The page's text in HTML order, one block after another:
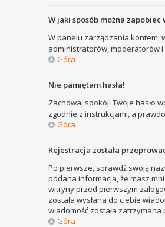
W jaki sposób można
W panelu zarządzania kontem,
administratorów, moderatorów
Góra
Nie pamiętam hasła!
Zachowaj spokój! Twoje hasło
zgodnie z instrukcjami, a
Góra
Rejestracja została
Po pierwsze, sprawdź swoją
podana informacja, że masz
witryny przed pierwszym
została wysłana do ciebie
wiadomość została
Góra